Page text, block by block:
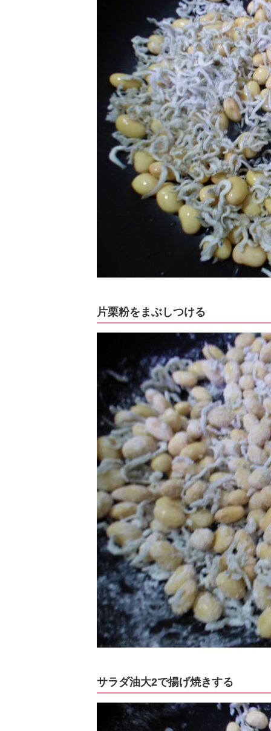
片栗粉をまぶしつける
サラダ油大2で揚げ焼きする